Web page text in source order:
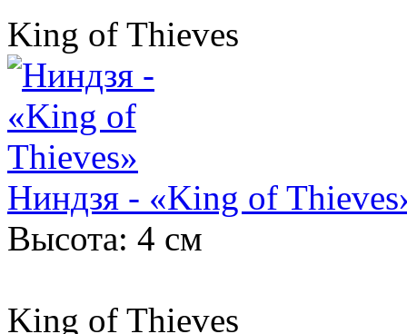
King of Thieves
Ниндзя - «King of
Высота: 4 см
King of Thieves